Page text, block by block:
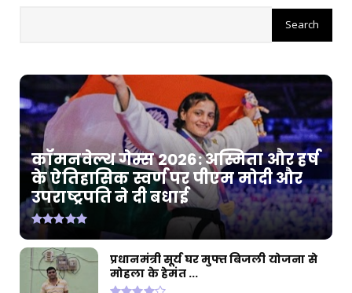
कॉमनवेल्थ गेम्स 2026: अस्मिता और हर्ष
के ऐतिहासिक स्वर्ण पर पीएम मोदी और
उपराष्ट्रपति ने दी बधाई
प्रधानमंत्री सूर्य घर मुफ्त बिजली योजना से
मोहला के हेमंत ...